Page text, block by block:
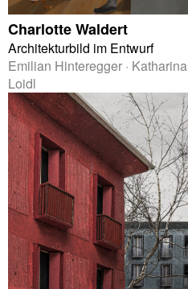
Charlotte Waldert
Architekturbild im Entwurf
Emilian Hinteregger ·
Loidl